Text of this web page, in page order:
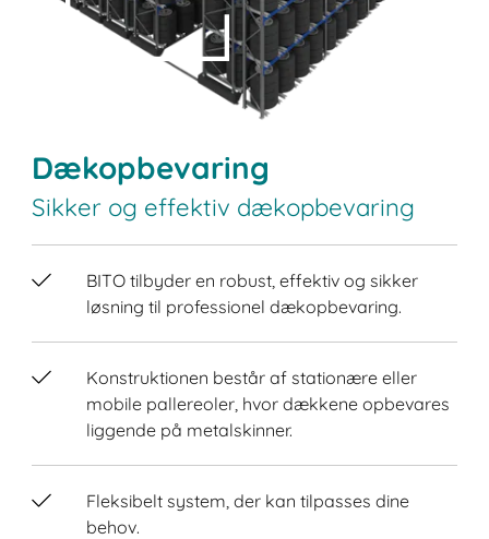
Dækopbevaring
Sikker og effektiv dækopbevaring
BITO tilbyder en robust, effektiv og sikker
løsning til professionel dækopbevaring.
Konstruktionen består af stationære eller
mobile pallereoler, hvor dækkene opbevares
liggende på metalskinner.
Fleksibelt system, der kan tilpasses dine
behov.